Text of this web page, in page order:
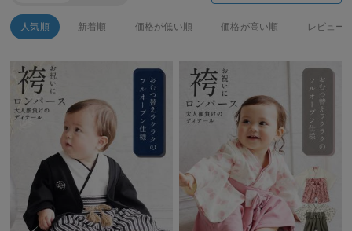
人気順 新着順 価格が低い順 価格が高い順 レビュー